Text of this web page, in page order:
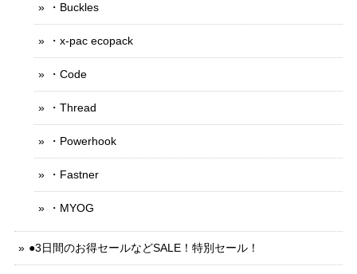
・Buckles
・x-pac ecopack
・Code
・Thread
・Powerhook
・Fastner
・MYOG
●3日間のお得セールなどSALE！特別セール！